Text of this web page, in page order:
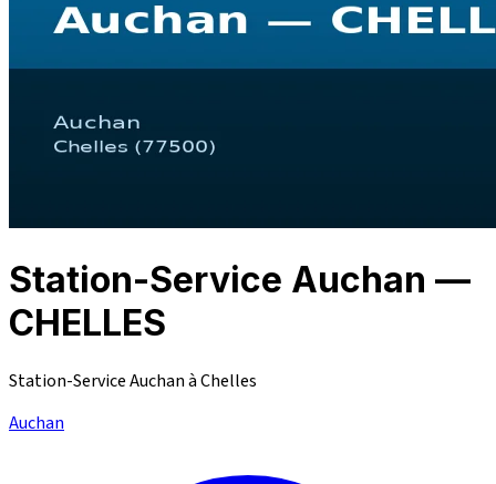
Station-Service Auchan —
CHELLES
Station-Service Auchan à Chelles
Auchan